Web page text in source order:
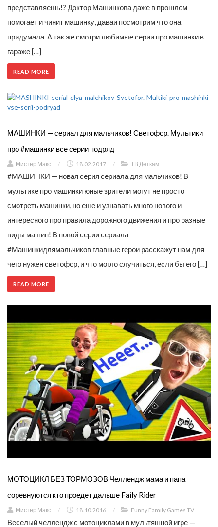
представляешь!? Доктор Машинкова даже в прошлом
помогает и чинит машинку, давай посмотрим что она
придумала. А так же смотри любимые серии про машинки в
гараже […]
READ MORE
МАШИНКИ — сериал для мальчиков! Светофор. Мультики
про #машинки все серии подряд
Мистер Макс / 18.02.2017 / ТВ Деткам
#МАШИНКИ — новая серия сериала для мальчиков! В
мультике про машинки юные зрители могут не просто
смотреть машинки, но еще и узнавать много нового и
интересного про правила дорожного движения и про разные
виды машин! В новой серии сериала
#Машинкидлямальчиков главные герои расскажут нам для
чего нужен светофор, и что могло случиться, если бы его […]
READ MORE
МОТОЦИКЛ БЕЗ ТОРМОЗОВ Челлендж мама и папа
соревнуются кто проедет дальше Faily Rider
Мистер Макс / 18.10.2016 / Funny Family Games TV
Веселый челлендж с мотоциклами в мультяшной игре —